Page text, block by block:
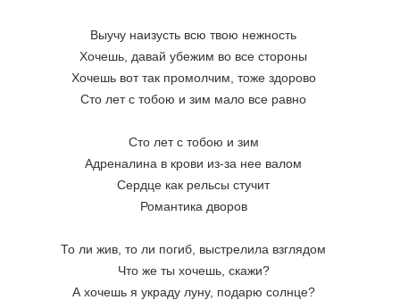
Выучу наизусть всю твою нежность
Хочешь, давай убежим во все стороны
Хочешь вот так промолчим, тоже здорово
Сто лет с тобою и зим мало все равно
Сто лет с тобою и зим
Адреналина в крови из-за нее валом
Сердце как рельсы стучит
Романтика дворов
То ли жив, то ли погиб, выстрелила взглядом
Что же ты хочешь, скажи?
А хочешь я украду луну, подарю солнце?